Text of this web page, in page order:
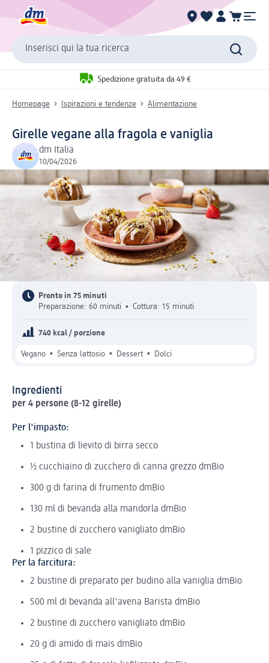
Inserisci qui la tua ricerca
Spedizione gratuita da 49 €
Homepage Ispirazioni e tendenze Alimentazione
Girelle vegane alla fragola e vaniglia
dm Italia
10/04/2026
Pronto in 75 minuti
Preparazione: 60 minuti • Cottura: 15 minuti
740 kcal / porzione
Vegano • Senza lattosio • Dessert • Dolci
Ingredienti
per 4 persone (8-12 girelle)
Per l'impasto:
1 bustina di lievito di birra secco
½ cucchiaino di zucchero di canna grezzo dmBio
300 g di farina di frumento dmBio
130 ml di bevanda alla mandorla dmBio
2 bustine di zucchero vanigliato dmBio
1 pizzico di sale
Per la farcitura:
2 bustine di preparato per budino alla vaniglia dmBio
500 ml di bevanda all'avena Barista dmBio
2 bustine di zucchero vanigliato dmBio
20 g di amido di mais dmBio